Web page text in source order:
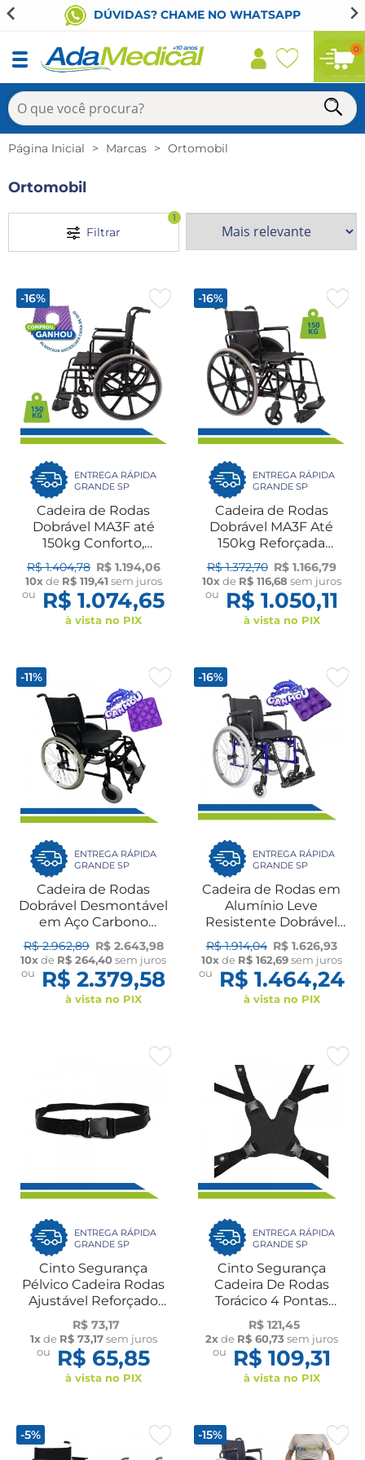
DÚVIDAS? CHAME NO WHATSAPP
0
Página Inicial Marcas Ortomobil
Ortomobil
Filtrar
1
-16%
ENTREGA RÁPIDA
GRANDE SP
Cadeira de Rodas
Dobrável MA3F até
150kg Conforto,
Segurança e
Mobilidade para o Dia a
Dia Ortomobil
R$ 1.404,78 R$ 1.194,06
10xde R$ 119,41 sem juros
ou
R$ 1.074,65
à vista no PIX
-16%
ENTREGA RÁPIDA
GRANDE SP
Cadeira de Rodas
Dobrável MA3F Até
150kg Reforçada
Confortável Idoso
Ortomobil
R$ 1.372,70 R$ 1.166,79
10xde R$ 116,68 sem juros
ou
R$ 1.050,11
à vista no PIX
-11%
ENTREGA RÁPIDA
GRANDE SP
Cadeira de Rodas
Dobrável Desmontável
em Aço Carbono
Obeso e Idoso até
200kg Pneu Antifuro
Ortomobil
R$ 2.962,89 R$ 2.643,98
10xde R$ 264,40sem juros
ou
R$ 2.379,58
à vista no PIX
-16%
ENTREGA RÁPIDA
GRANDE SP
Cadeira de Rodas em
Alumínio Leve
Resistente Dobrável
Desmontável Idoso
120Kg Slim Ortomobil
R$ 1.914,04 R$ 1.626,93
10xde R$ 162,69sem juros
ou
R$ 1.464,24
à vista no PIX
ENTREGA RÁPIDA
GRANDE SP
Cinto Segurança
Pélvico Cadeira Rodas
Ajustável Reforçado
Ortomobil
R$ 73,17
1xde R$ 73,17sem juros
ou
R$ 65,85
à vista no PIX
ENTREGA RÁPIDA
GRANDE SP
Cinto Segurança
Cadeira De Rodas
Torácico 4 Pontas
Ajustável Reforçado
Ortomobil
R$ 121,45
2xde R$ 60,73 sem juros
ou
R$ 109,31
à vista no PIX
-5% -15%